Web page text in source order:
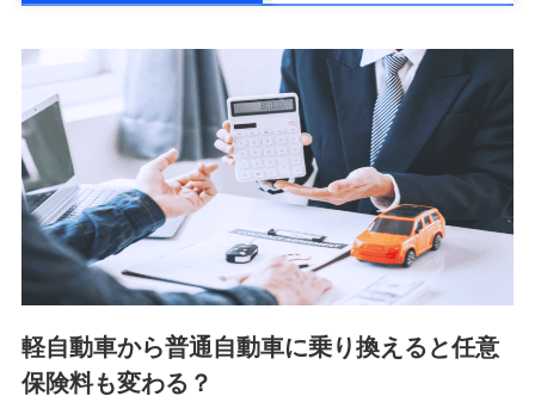
■少額短期保険
株式会社アシロ少額短期保険 (https://kailash.co.jp/)
SBIいきいき少額短期保険会社 (https://www.i-
sedai.com/)
SBIペット少額短期保険株式会社 (https://www.sbipet-
ssi.co.jp/)
SBIリスタ少額短期保険会社
(https://www.jishin.co.jp/)
スマートプラス少額短期保険株式会社
チューリッヒ少額短期保険株式会社
(https://www.zurichssi.co.jp/)
軽自動車から普通自動車に乗り換えると任意
保険料も変わる？